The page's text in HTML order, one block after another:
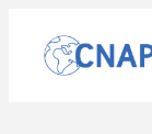
contenu